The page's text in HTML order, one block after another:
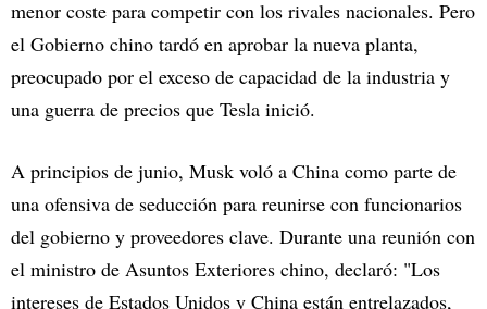
menor coste para competir con los rivales nacionales. Pero
el Gobierno chino tardó en aprobar la nueva planta,
preocupado por el exceso de capacidad de la industria y
una guerra de precios que Tesla inició.
A principios de junio, Musk voló a China como parte de
una ofensiva de seducción para reunirse con funcionarios
del gobierno y proveedores clave. Durante una reunión con
el ministro de Asuntos Exteriores chino, declaró: "Los
intereses de Estados Unidos y China están entrelazados,